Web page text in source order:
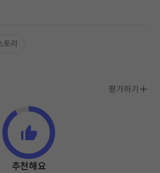
토리
평가하기
추천해요